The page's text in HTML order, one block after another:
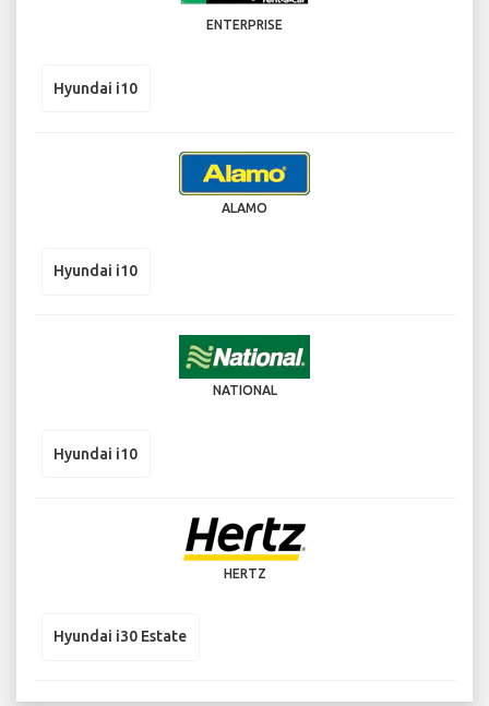
ENTERPRISE
Hyundai i10
ALAMO
Hyundai i10
NATIONAL
Hyundai i10
HERTZ
Hyundai i30 Estate